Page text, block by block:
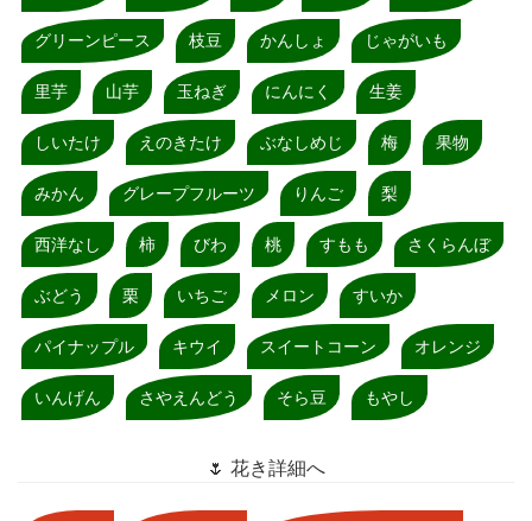
グリーンピース 枝豆 かんしょ じゃがいも
里芋 山芋 玉ねぎ にんにく 生姜
しいたけ えのきたけ ぶなしめじ 梅 果物
みかん グレープフルーツ りんご 梨
西洋なし 柿 びわ 桃 すもも さくらんぼ
ぶどう 栗 いちご メロン すいか
パイナップル キウイ スイートコーン オレンジ
いんげん さやえんどう そら豆 もやし
🌷 花き詳細へ